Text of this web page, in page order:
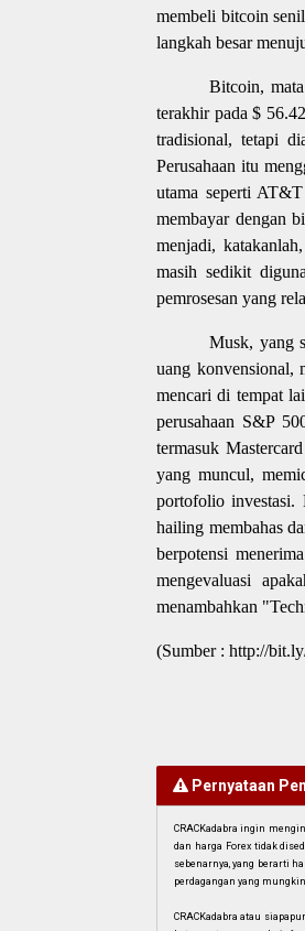
membeli bitcoin
langkah besar
Bitcoin,
terakhir pada $
tradisional, tetapi
Perusahaan itu
utama seperti
membayar dengan
menjadi,
masih sedikit
pemrosesan yang
Musk, yang
uang konvensional,
mencari di tempat
perusahaan S&P
termasuk
yang muncul,
portofolio investasi.
hailing membahas
berpotensi
mengevaluasi
menambahkan
(Sumber : http://
Pernyataan
CRACKadabra ingin
dan harga Forex tidak
sebenarnya, yang berarti
perdagangan yang
CRACKadabra atau